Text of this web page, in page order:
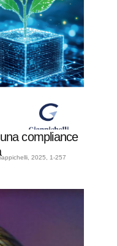
compliance
2025, 1-257